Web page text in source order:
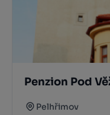
Penzion Pod
Pelhřimov